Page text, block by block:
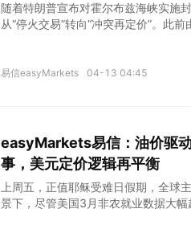
随着特朗普宣布对霍尔布兹海峡实施
从“停火交易”转向“冲突再定价”。此
易信easyMarkets 04-13 04:45
easyMarkets易信：油价驱
事，美元定价逻辑再平衡
上周五，正值耶稣受难日假期，全球
景下，尽管美国3月非农就业数据大